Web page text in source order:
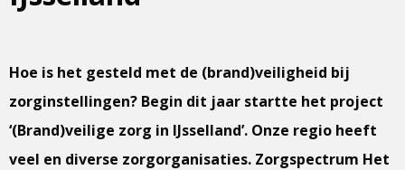
Hoe is het gesteld met de (brand)veiligheid bij
zorginstellingen? Begin dit jaar startte het project
‘(Brand)veilige zorg in IJsselland’. Onze regio heeft
veel en diverse zorgorganisaties. Zorgspectrum Het